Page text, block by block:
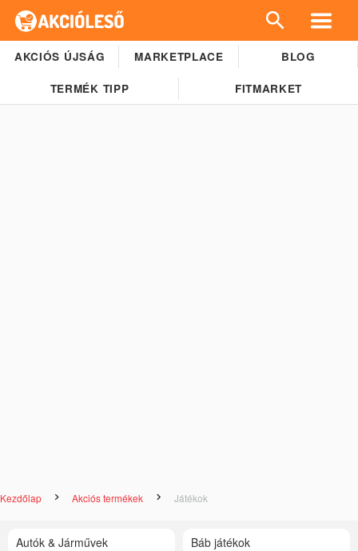
AKCIÓS ÚJSÁG MARKETPLACE BLOG
TERMÉK TIPP FITMARKET
Kezdőlap Akciós termékek Játékok
Autók & Járművek Báb játékok